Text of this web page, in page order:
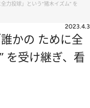
力投球」という“猪木イズム” を
2023.4.3
かの ために全
を受け継ぎ、看